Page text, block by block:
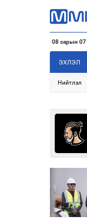
08 сарын 07
ЭХЛЭЛ
Нийтлэл